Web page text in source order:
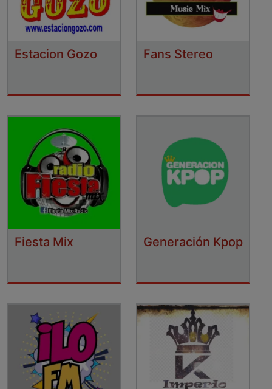
Estacion Gozo Fans Stereo
Fiesta Mix Generación Kpop